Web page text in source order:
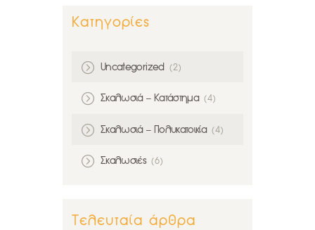
Κατηγορίες
Uncategorized (2)
Σκαλωσιά – Κατάστημα (4)
Σκαλωσιά – Πολυκατοικία (4)
Σκαλωσιές (6)
Τελευταία άρθρα